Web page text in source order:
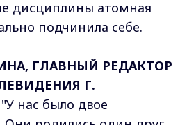
дисциплины атомная
подчинила себе.
ГЛАВНЫЙ РЕДАКТОР
Г.
"У нас было двое